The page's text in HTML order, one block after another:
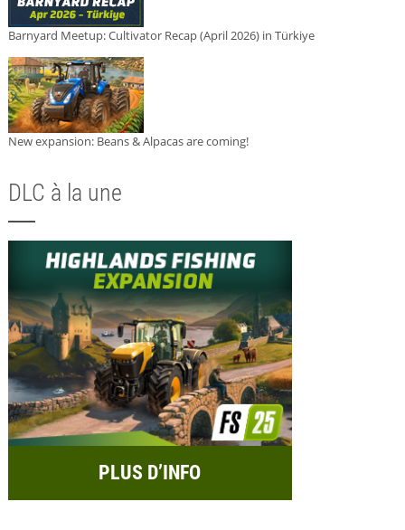
Barnyard Meetup: Cultivator Recap (April 2026) in Türkiye
New expansion: Beans & Alpacas are coming!
DLC à la une
PLUS D’INFO